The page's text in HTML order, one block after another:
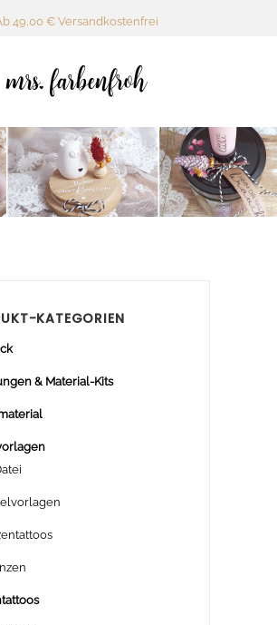
49,00 € Versandkostenfrei
KATEGORIEN
& Material-Kits